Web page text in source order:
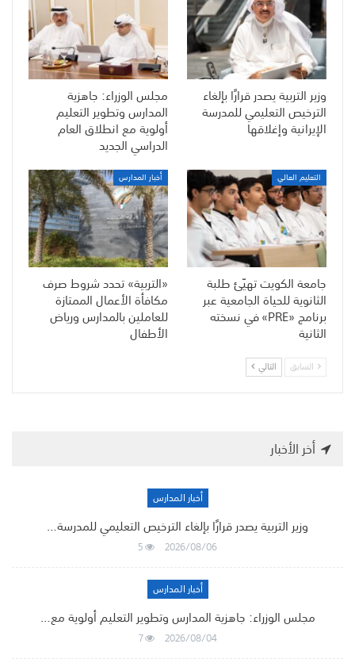
وزير التربية يصدر قرارًا بإلغاء
الترخيص التعليمي للمدرسة
الإيرانية وإغلاقها
مجلس الوزراء: جاهزية
المدارس وتطوير التعليم
أولوية مع انطلاق العام
الدراسي الجديد
التعليم العالي
جامعة الكويت تهيّئ طلبة
الثانوية للحياة الجامعية عبر
برنامج «PRE» في نسخته
الثانية
أخبار المدارس
«التربية» تحدد شروط صرف
مكافأة الأعمال الممتازة
للعاملين بالمدارس ورياض
الأطفال
السابق التالي
أخر الأخبار
أخبار المدارس
وزير التربية يصدر قرارًا بإلغاء الترخيص التعليمي للمدرسة…
2026/08/06
5
أخبار المدارس
مجلس الوزراء: جاهزية المدارس وتطوير التعليم أولوية مع…
2026/08/04
7